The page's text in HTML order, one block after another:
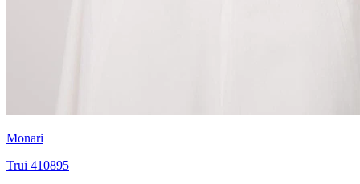
Monari
Trui 410895